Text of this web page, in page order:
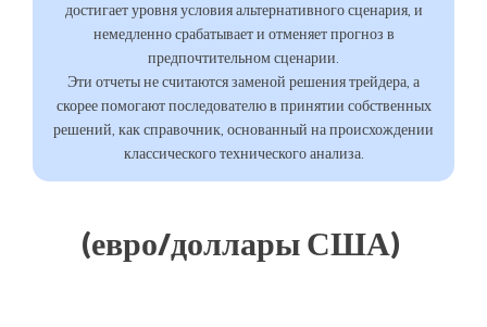
достигает уровня условия альтернативного сценария, и
немедленно срабатывает и отменяет прогноз в
предпочтительном сценарии.
Эти отчеты не считаются заменой решения трейдера, а
скорее помогают последователю в принятии собственных
решений, как справочник, основанный на происхождении
классического технического анализа.
(евро/доллары США)